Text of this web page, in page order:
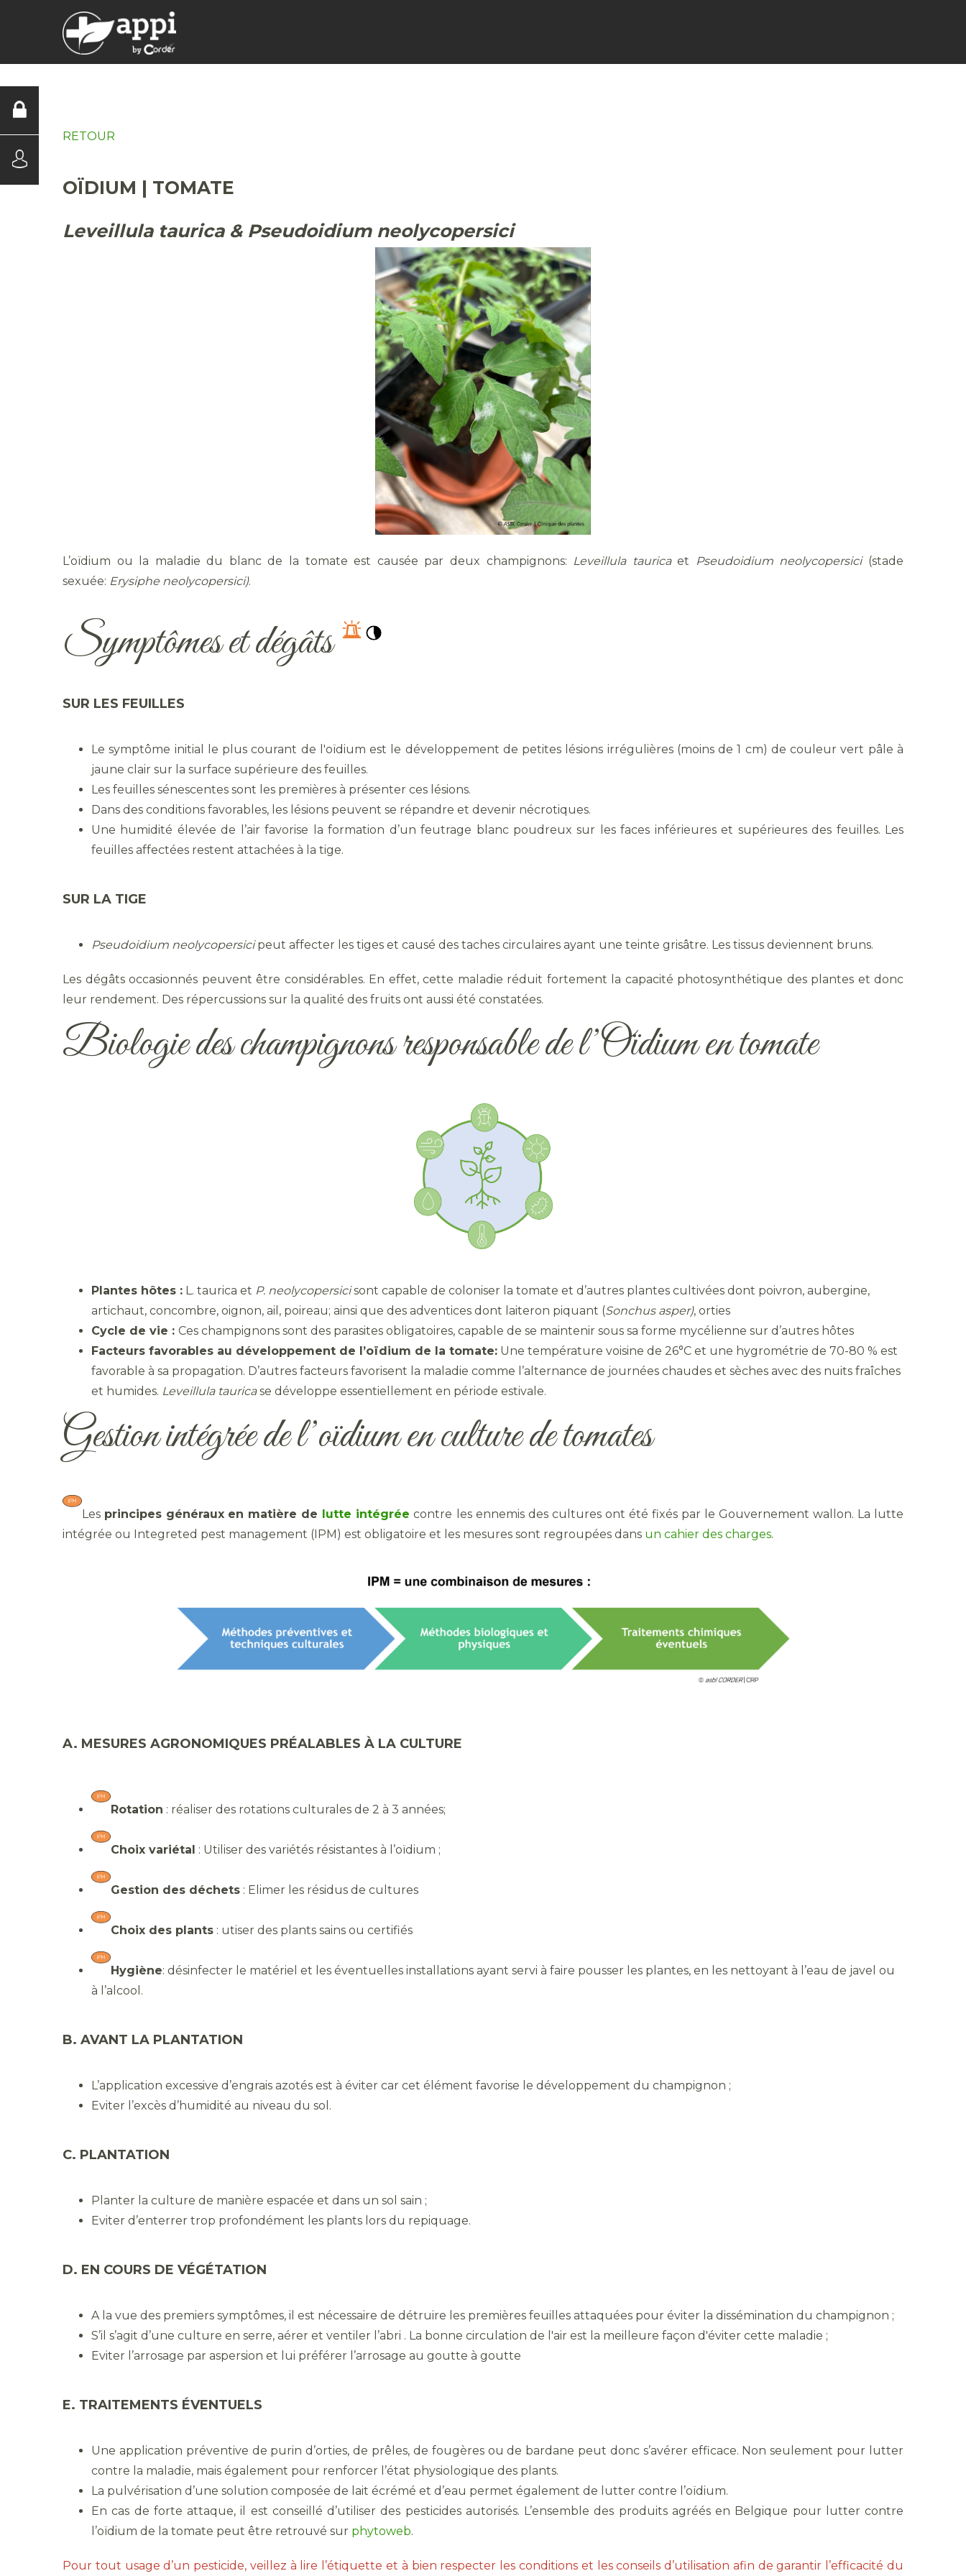
RETOUR
OÏDIUM | TOMATE
Leveillula taurica & Pseudoidium neolycopersici
L’oïdium ou la maladie du blanc de la tomate est causée par deux champignons: Leveillula tauricaet Pseudoidium neolycopersici(stade
sexuée: Erysiphe neolycopersici).
Symptômes et dégâts
SUR LES FEUILLES
Le symptôme initial le plus courant de l'oïdium est le développement de petites lésions irrégulières (moins de 1 cm) de couleur vert pâle à
jaune clair sur la surface supérieure des feuilles.
Les feuilles sénescentes sont les premières à présenter ces lésions.
Dans des conditions favorables, les lésions peuvent se répandre et devenir nécrotiques.
Une humidité élevée de l’air favorise la formation d’un feutrage blanc poudreux sur les faces inférieures et supérieures des feuilles. Les
feuilles affectées restent attachées à la tige.
SUR LA TIGE
Pseudoidium neolycopersicipeut affecter les tiges et causé des taches circulaires ayant une teinte grisâtre. Les tissus deviennent bruns.
Les dégâts occasionnés peuvent être considérables. En effet, cette maladie réduit fortement la capacité photosynthétique des plantes et donc
leur rendement. Des répercussions sur la qualité des fruits ont aussi été constatées.
Biologie des champignons responsable de l’Oïdium en tomate
Plantes hôtes : L. taurica et P. neolycopersicisont capable de coloniser la tomate et d’autres plantes cultivées dont poivron, aubergine,
artichaut, concombre, oignon, ail, poireau; ainsi que des adventices dont laiteron piquant (Sonchus asper), orties
Cycle de vie : Ces champignons sont des parasites obligatoires, capable de se maintenir sous sa forme mycélienne sur d’autres hôtes
Facteurs favorables au développement de l’oïdium de la tomate: Une température voisine de 26°C et une hygrométrie de 70-80 % est
favorable à sa propagation. D’autres facteurs favorisent la maladie comme l’alternance de journées chaudes et sèches avec des nuits fraîches
et humides. Leveillula tauricase développe essentiellement en période estivale.
Gestion intégrée de l’oïdium en culture de tomates
Les principes généraux en matière de lutte intégrée contre les ennemis des cultures ont été fixés par le Gouvernement wallon. La lutte
intégrée ou Integreted pest management (IPM) est obligatoire et les mesures sont regroupées dans un cahier des charges.
A. MESURES AGRONOMIQUES PRÉALABLES À LA CULTURE
Rotation : réaliser des rotations culturales de 2 à 3 années;
Choix variétal : Utiliser des variétés résistantes à l’oïdium ;
Gestion des déchets : Elimer les résidus de cultures
Choix des plants : utiser des plants sains ou certifiés
Hygiène: désinfecter le matériel et les éventuelles installations ayant servi à faire pousser les plantes, en les nettoyant à l’eau de javel ou
à l’alcool.
B. AVANT LA PLANTATION
L’application excessive d’engrais azotés est à éviter car cet élément favorise le développement du champignon ;
Eviter l’excès d’humidité au niveau du sol.
C. PLANTATION
Planter la culture de manière espacée et dans un sol sain ;
Eviter d’enterrer trop profondément les plants lors du repiquage.
D. EN COURS DE VÉGÉTATION
A la vue des premiers symptômes, il est nécessaire de détruire les premières feuilles attaquées pour éviter la dissémination du champignon ;
S’il s’agit d’une culture en serre, aérer et ventiler l’abri . La bonne circulation de l'air est la meilleure façon d'éviter cette maladie ;
Eviter l’arrosage par aspersion et lui préférer l’arrosage au goutte à goutte
E. TRAITEMENTS ÉVENTUELS
Une application préventive de purin d’orties, de prêles, de fougères ou de bardane peut donc s’avérer efficace. Non seulement pour lutter
contre la maladie, mais également pour renforcer l’état physiologique des plants.
La pulvérisation d’une solution composée de lait écrémé et d’eau permet également de lutter contre l’oïdium.
En cas de forte attaque, il est conseillé d’utiliser des pesticides autorisés. L’ensemble des produits agréés en Belgique pour lutter contre
l’oïdium de la tomate peut être retrouvé sur phytoweb.
Pour tout usage d’un pesticide, veillez à lire l’étiquette et à bien respecter les conditions et les conseils d’utilisation afin de garantir l’efficacité du